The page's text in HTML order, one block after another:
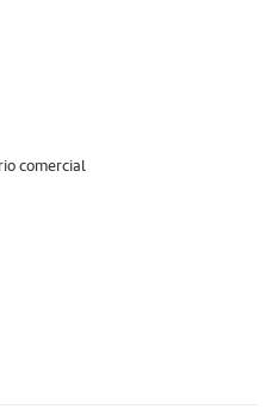
comercial